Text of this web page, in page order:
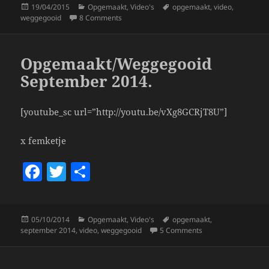
e
o
o
k
erre
Posted
on
19/04/2015 Categories
Opgemaakt,Video's Tags
opgemaakt,video,
weggegooid
8 Comments
Opgemaakt/Weggegooid
September 2014.
[youtube_sc url=”http://youtu.be/vXg8GCRjT8U”]
x femketje
F
a
e
T
w
erre
Posted
on
05/10/2014 Categories
Opgemaakt,Video's Tags
opgemaakt,
september 2014,video,weggegooid 5 Comments